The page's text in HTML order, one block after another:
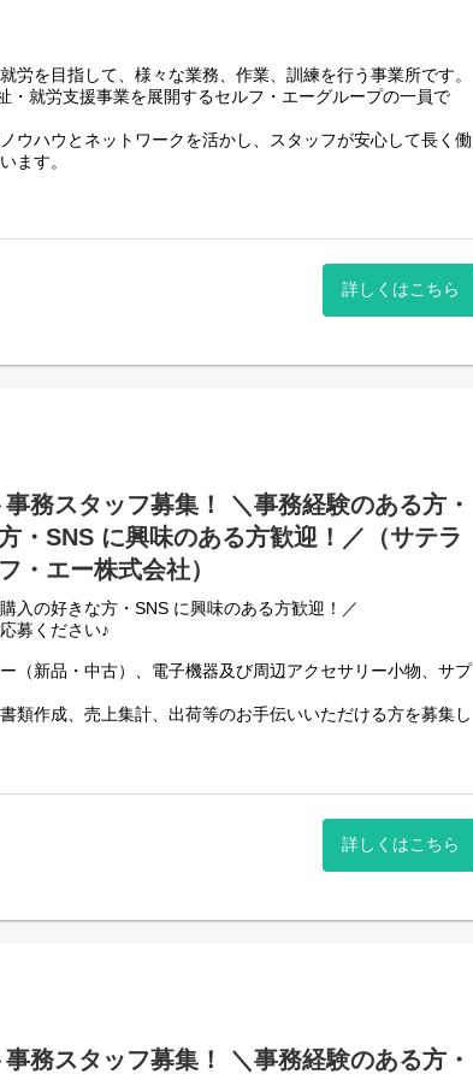
働き安い環境を整え業務負荷を減らす工夫をしております。
録のチェックのみです。
テムを使用しているのでPC１つで管理できる体制となって
ので資格はもっているが正直できるか自信のない方でも安心
労を目指して、様々な業務、作業、訓練を行う事業所です。
就労支援事業を展開するセルフ・エーグループの一員で
ウハウとネットワークを活かし、スタッフが安心して長く働
ます。
ターンの事業所を全国に展開をさせて頂いております。
で内職などの作業を中心にA型や一般就労を目指す、または
なく、グループ本部に所属して働いていただくサービス管理
加盟店事業所のSVを担って頂きます。
高くなっております。
員が出た場合は一定期間現場へフォローに入っていただくこ
SV業務/就労施設でのサービス管理責任者の業務
係機関との連絡調整。
議、連絡等。
任者の業務内容は他社さんと比べて働き安い環境を整え業務
す。
理請求を導入していますので利用記録のチェックのみです。
含めた必要な様々な書類は管理システムを使用しているので
詳しくはこちら
事務スタッフ募集！ ＼事務経験のある方・
・SNS に興味のある方歓迎！／（サテラ
・エー株式会社）
入の好きな方・SNS に興味のある方歓迎！／
募ください♪
（新品・中古）、電子機器及び周辺アクセサリー小物、サプ
類作成、売上集計、出荷等のお手伝いいただける方を募集し
A型事業所、就労継続支援B型事業所）を全国で約80事業所を
事業、飲食事業やM&A等様々なチャレンジを行い、
けて事業を展開しています。
詳しくはこちら
事務スタッフ募集！ ＼事務経験のある方・